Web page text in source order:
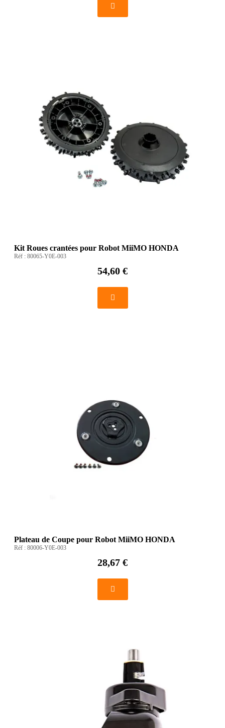
Kit Roues crantées pour Robot MiiMO HONDA
Réf : 80065-Y0E-003
54,60 €
Plateau de Coupe pour Robot MiiMO HONDA
Réf : 80006-Y0E-003
28,67 €